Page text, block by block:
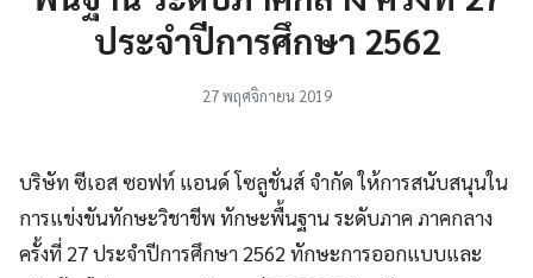
ประจำปีการศึกษา 2562
27 พฤศจิกายน 2019
บริษัท ซีเอส ซอฟท์ แอนด์ โซลูชั่นส์ จำกัด ให้การสนับสนุนใน
การแข่งขันทักษะวิชาชีพ ทักษะพื้นฐาน ระดับภาค ภาคกลาง
ครั้งที่ 27 ประจำปีการศึกษา 2562 ทักษะการออกแบบและ